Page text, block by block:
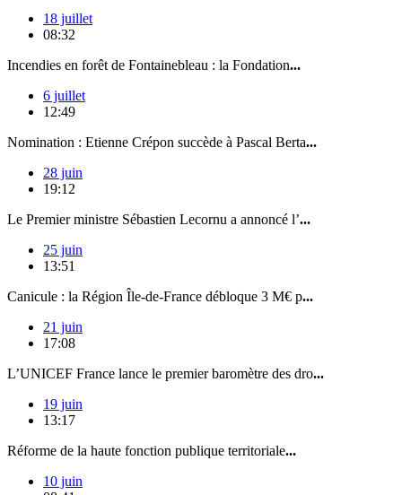
18 juillet
08:32
Incendies en forêt de Fontainebleau : la Fondation...
6 juillet
12:49
Nomination : Etienne Crépon succède à Pascal Berta...
28 juin
19:12
Le Premier ministre Sébastien Lecornu a annoncé l’...
25 juin
13:51
Canicule : la Région Île-de-France débloque 3 M€ p...
21 juin
17:08
L’UNICEF France lance le premier baromètre des dro...
19 juin
13:17
Réforme de la haute fonction publique territoriale...
10 juin